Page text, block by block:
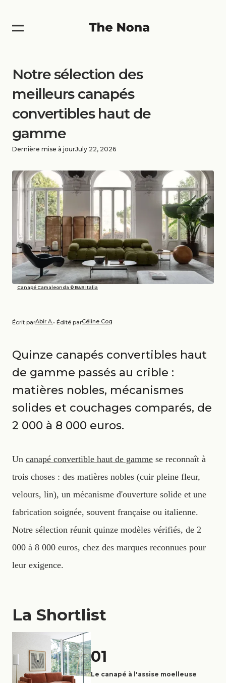
Notre sélection des
meilleurs canapés
convertibles haut de
gamme
Dernière mise à jourJuly 22, 2026
Canapé Camaleonda © B&B Italia
Écrit parAbir A. • Édité parCéline Coq
Quinze canapés convertibles haut
de gamme passés au crible :
matières nobles, mécanismes
solides et couchages comparés, de
2 000 à 8 000 euros.
Un canapé convertible haut de gamme se reconnaît à
trois choses : des matières nobles (cuir pleine fleur,
velours, lin), un mécanisme d'ouverture solide et une
fabrication soignée, souvent française ou italienne.
Notre sélection réunit quinze modèles vérifiés, de 2
000 à 8 000 euros, chez des marques reconnues pour
leur exigence.
La Shortlist
01
Le canapé à l'assise moelleuse